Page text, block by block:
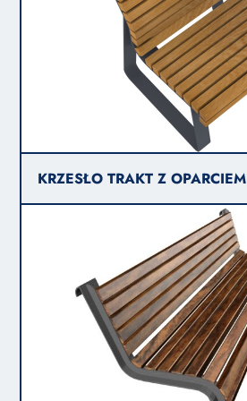
KRZESŁO TRAKT Z OPARCIEM